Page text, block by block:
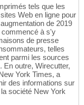
tels que les
Web en ligne pour
de 2019
commencé à s'y
de presse
telles
parmi les sources
En outre, Wirecutter,
York Times, a
des informations sur
société New York